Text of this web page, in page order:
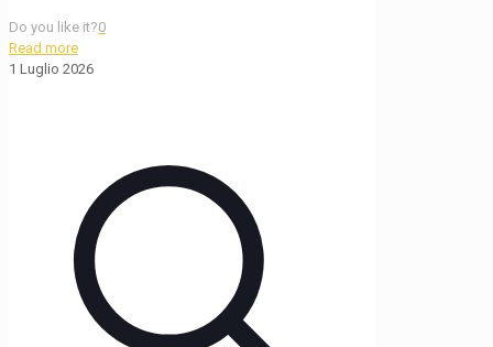
Do you like it?0
Read more
1 Luglio 2026